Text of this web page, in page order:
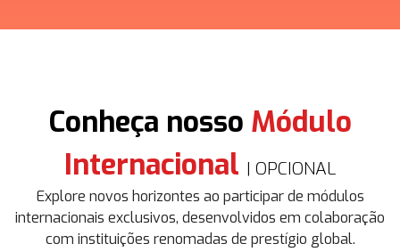
Conheça nosso Módulo
Internacional | OPCIONAL
Explore novos horizontes ao participar de módulos
internacionais exclusivos, desenvolvidos em colaboração
com instituições renomadas de prestígio global.